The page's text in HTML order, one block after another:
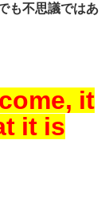
も不思議ではあ
it
it is